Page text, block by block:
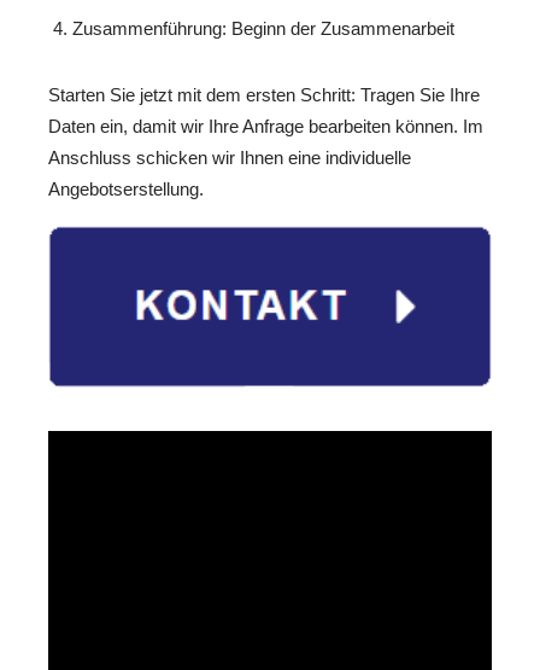
Zusammenführung: Beginn der Zusammenarbeit
Starten Sie jetzt mit dem ersten Schritt: Tragen Sie Ihre
Daten ein, damit wir Ihre Anfrage bearbeiten können. Im
Anschluss schicken wir Ihnen eine individuelle
Angebotserstellung.